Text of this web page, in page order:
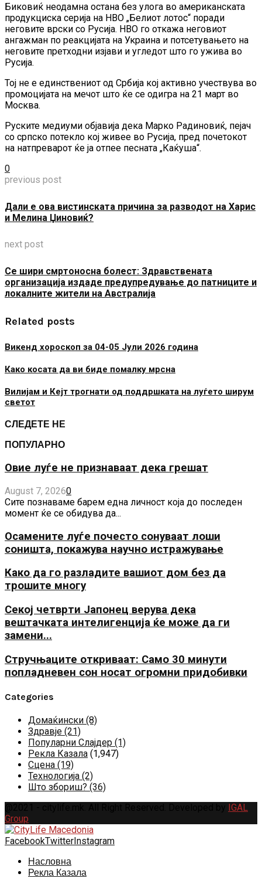
Биковиќ неодамна остана без улога во американската
продукциска серија на HBO „Белиот лотос“ поради
неговите врски со Русија. HBO го откажа неговиот
ангажман по реакцијата на Украина и потсетувањето на
неговите претходни изјави и угледот што го ужива во
Русија.
Тој не е единствениот од Србија кој активно учествува во
промоцијата на мечот што ќе се одигра на 21 март во
Москва.
Руските медиуми објавија дека Марко Радиновиќ, пејач
со српско потекло кој живее во Русија, пред почетокот
на натпреварот ќе ја отпее песната „Каќуша“.
0
previous post
Дали е ова вистинската причина за разводот на Харис
и Мелина Џиновиќ?
next post
Се шири смртоносна болест: Здравствената
организација издаде предупредување до патниците и
локалните жители на Австралија
Related posts
Викенд хороскоп за 04-05 Јули 2026 година
Како косата да ви биде помалку мрсна
Вилијам и Кејт трогнати од поддршката на луѓето ширум
светот
СЛЕДЕТЕ НЕ
ПОПУЛАРНО
Овие луѓе не признаваат дека грешат
August 7, 20260
Сите познаваме барем една личност која до последен
момент ќе се обидува да...
Осамените луѓе почесто сонуваат лоши
соништа, покажува научно истражување
Како да го разладите вашиот дом без да
трошите многу
Секој четврти Јапонец верува дека
вештачката интелигенција ќе може да ги
замени...
Стручњаците откриваат: Само 30 минути
попладневен сон носат огромни придобивки
Categories
Домаќински (8)
Здравје (21)
Популарни Слајдер (1)
Рекла Казала (1,947)
Сцена (19)
Технологија (2)
Што збориш? (36)
IGAL
Group
FacebookTwitter Instagram
Насловна
Рекла Казала